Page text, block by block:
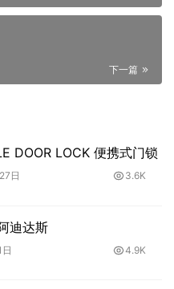
下一篇
DOOR LOCK 便携式门锁
日 3.6K
迪达斯
4.9K